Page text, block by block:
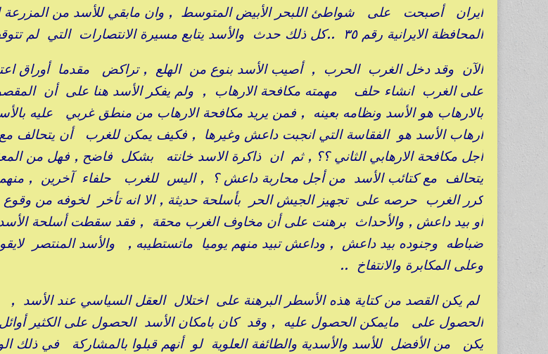
ايران أصبحت على شواطئ اللبحر الأبيض المتوسط , وان مابقي للأسد من المزرعة
المحافظة الايرانية رقم ٣٥ ..كل ذلك حدث والأسد يتابع مسيرة الانتصارات التي لم تتوقف لحد الآن .
الآن وقد دخل الغرب الحرب , أصيب الأسد بنوع من الهلع , تراكض مقدما أوراق
على الغرب انشاء حلف مهمته مكافحة الارهاب , ولم يفكر الأسد هنا على أن
بالارهاب هو الأسد ونظامه بعينه , فمن يريد مكافحة الارهاب من منطق غربي عليه
ارهاب الأسد هو الفقاسة التي انجبت داعش وغيرها , فكيف يمكن للغرب أن يتحالف
أجل مكافحة الارهابي الثاني ؟؟ , ثم ان ذاكرة الاسد خانته بشكل فاضح , فهل من
يتحالف مع كتائب الأسد من أجل محاربة داعش ؟ , اليس للغرب حلفاء آخرين ,
كرر الغرب حرصه على تجهيز الجيش الحر بأسلحة حديثة , الا انه تأخر لخوفه من وقوع
أو بيد داعش , والأحداث برهنت على أن مخاوف الغرب محقة , فقد سقطت أسلحة
ضباطه وجنوده بيد داعش , وداعش تبيد منهم يوميا ماتستطيبه , والأسد المنتصر
وعلى المكابرة والانتفاخ ..
لم يكن القصد من كتاية هذه الأسطر البرهنة على اختلال العقل السياسي عند الأسد ,
يكن من الأفضل للأسد والأسدية والطائفة العلوية لو أنهم قبلوا بالمشاركة في ذلك